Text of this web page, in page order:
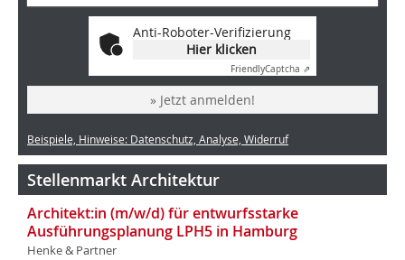
Anti-Roboter-Verifizierung
Hier klicken
FriendlyCaptcha ⇗
» Jetzt anmelden!
Beispiele, Hinweise: Datenschutz, Analyse, Widerruf
Stellenmarkt Architektur
Architekt:in (m/w/d) für entwurfsstarke
Ausführungsplanung LPH5 in Hamburg
Henke & Partner